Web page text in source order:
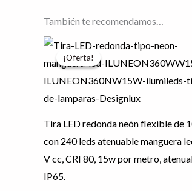
También te recomendamos…
¡Oferta!
¡Oferta!
Tira LED redonda neón flexible de
con 240 leds atenuable manguera
V cc, CRI 80, 15w por metro,
IP65.
El
precio
original
$15,710.34.
El
precio
actual
$12,568.27.